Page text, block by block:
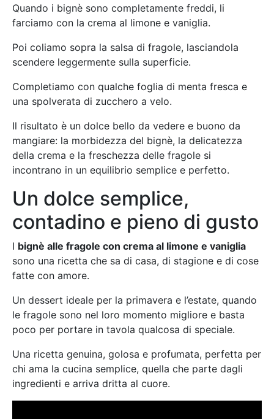
Quando i bignè sono completamente freddi, li
farciamo con la crema al limone e vaniglia.
Poi coliamo sopra la salsa di fragole, lasciandola
scendere leggermente sulla superficie.
Completiamo con qualche foglia di menta fresca e
una spolverata di zucchero a velo.
Il risultato è un dolce bello da vedere e buono da
mangiare: la morbidezza del bignè, la delicatezza
della crema e la freschezza delle fragole si
incontrano in un equilibrio semplice e perfetto.
Un dolce semplice,
contadino e pieno di gusto
I bignè alle fragole con crema al limone e vaniglia
sono una ricetta che sa di casa, di stagione e di cose
fatte con amore.
Un dessert ideale per la primavera e l’estate, quando
le fragole sono nel loro momento migliore e basta
poco per portare in tavola qualcosa di speciale.
Una ricetta genuina, golosa e profumata, perfetta per
chi ama la cucina semplice, quella che parte dagli
ingredienti e arriva dritta al cuore.